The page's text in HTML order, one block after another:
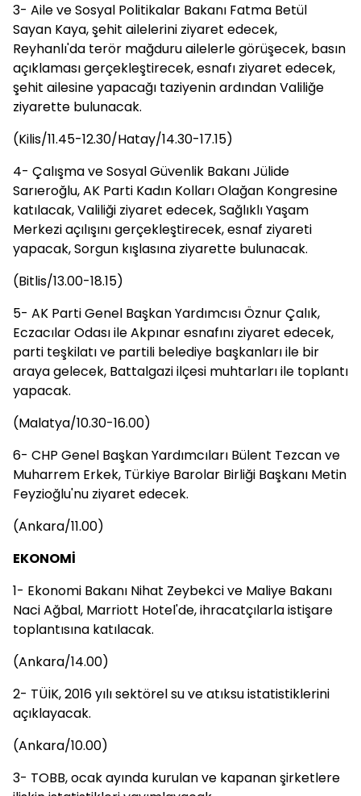
3- Aile ve Sosyal Politikalar Bakanı Fatma Betül
Sayan Kaya, şehit ailelerini ziyaret edecek,
Reyhanlı'da terör mağduru ailelerle görüşecek, basın
açıklaması gerçekleştirecek, esnafı ziyaret edecek,
şehit ailesine yapacağı taziyenin ardından Valiliğe
ziyarette bulunacak.
(Kilis/11.45-12.30/Hatay/14.30-17.15)
4- Çalışma ve Sosyal Güvenlik Bakanı Jülide
Sarıeroğlu, AK Parti Kadın Kolları Olağan Kongresine
katılacak, Valiliği ziyaret edecek, Sağlıklı Yaşam
Merkezi açılışını gerçekleştirecek, esnaf ziyareti
yapacak, Sorgun kışlasına ziyarette bulunacak.
(Bitlis/13.00-18.15)
5- AK Parti Genel Başkan Yardımcısı Öznur Çalık,
Eczacılar Odası ile Akpınar esnafını ziyaret edecek,
parti teşkilatı ve partili belediye başkanları ile bir
araya gelecek, Battalgazi ilçesi muhtarları ile toplantı
yapacak.
(Malatya/10.30-16.00)
6- CHP Genel Başkan Yardımcıları Bülent Tezcan ve
Muharrem Erkek, Türkiye Barolar Birliği Başkanı Metin
Feyzioğlu'nu ziyaret edecek.
(Ankara/11.00)
EKONOMİ
1- Ekonomi Bakanı Nihat Zeybekci ve Maliye Bakanı
Naci Ağbal, Marriott Hotel'de, ihracatçılarla istişare
toplantısına katılacak.
(Ankara/14.00)
2- TÜİK, 2016 yılı sektörel su ve atıksu istatistiklerini
açıklayacak.
(Ankara/10.00)
3- TOBB, ocak ayında kurulan ve kapanan şirketlere